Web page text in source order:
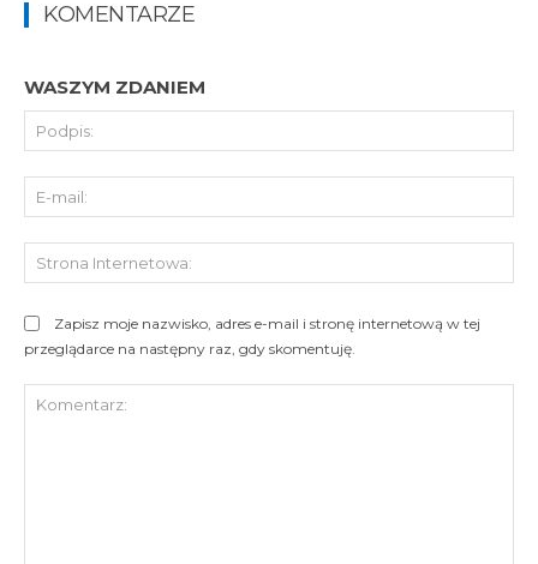
KOMENTARZE
WASZYM ZDANIEM
Zapisz moje nazwisko, adres e-mail i stronę internetową w tej
przeglądarce na następny raz, gdy skomentuję.